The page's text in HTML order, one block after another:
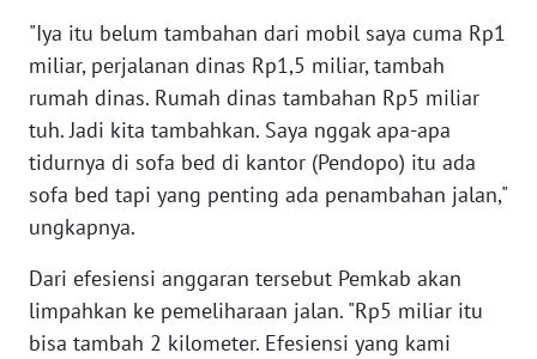
"Iya itu belum tambahan dari mobil saya cuma Rp1
miliar, perjalanan dinas Rp1,5 miliar, tambah
rumah dinas. Rumah dinas tambahan Rp5 miliar
tuh. Jadi kita tambahkan. Saya nggak apa-apa
tidurnya di sofa bed di kantor (Pendopo) itu ada
sofa bed tapi yang penting ada penambahan jalan,"
ungkapnya.
Dari efesiensi anggaran tersebut Pemkab akan
limpahkan ke pemeliharaan jalan. "Rp5 miliar itu
bisa tambah 2 kilometer. Efesiensi yang kami
WN
SUMBAR
WN
SUMSEL
WN
BENGKULU
WN
LAMPUNG